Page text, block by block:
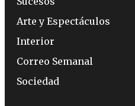
Arte y Espectáculos
Interior
Correo Semanal
Sociedad